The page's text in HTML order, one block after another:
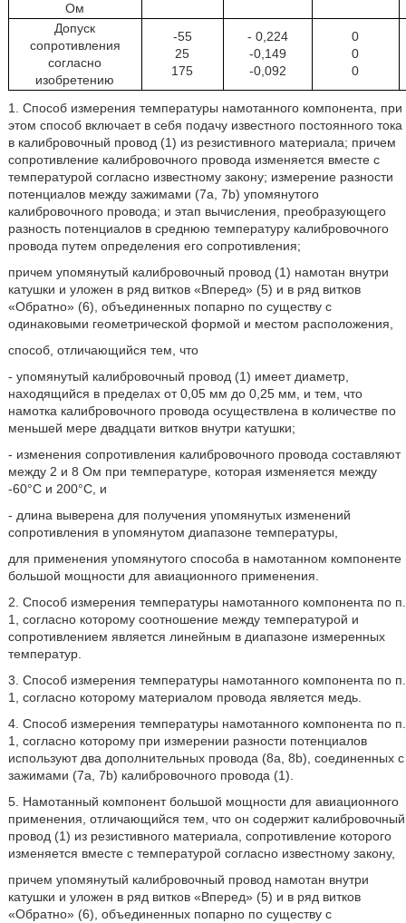
Ом
Допуск
сопротивления
согласно
изобретению
-55
25
175
- 0,224
-0,149
-0,092
0
0
0
1. Способ измерения температуры намотанного компонента, при
этом способ включает в себя подачу известного постоянного тока
в калибровочный провод (1) из резистивного материала; причем
сопротивление калибровочного провода изменяется вместе с
температурой согласно известному закону; измерение разности
потенциалов между зажимами (7а, 7b) упомянутого
калибровочного провода; и этап вычисления, преобразующего
разность потенциалов в среднюю температуру калибровочного
провода путем определения его сопротивления;
причем упомянутый калибровочный провод (1) намотан внутри
катушки и уложен в ряд витков «Вперед» (5) и в ряд витков
«Обратно» (6), объединенных попарно по существу с
одинаковыми геометрической формой и местом расположения,
способ, отличающийся тем, что
- упомянутый калибровочный провод (1) имеет диаметр,
находящийся в пределах от 0,05 мм до 0,25 мм, и тем, что
намотка калибровочного провода осуществлена в количестве по
меньшей мере двадцати витков внутри катушки;
- изменения сопротивления калибровочного провода составляют
между 2 и 8 Ом при температуре, которая изменяется между
-60°С и 200°С, и
- длина выверена для получения упомянутых изменений
сопротивления в упомянутом диапазоне температуры,
для применения упомянутого способа в намотанном компоненте
большой мощности для авиационного применения.
2. Способ измерения температуры намотанного компонента по п.
1, согласно которому соотношение между температурой и
сопротивлением является линейным в диапазоне измеренных
температур.
3. Способ измерения температуры намотанного компонента по п.
1, согласно которому материалом провода является медь.
4. Способ измерения температуры намотанного компонента по п.
1, согласно которому при измерении разности потенциалов
используют два дополнительных провода (8а, 8b), соединенных с
зажимами (7а, 7b) калибровочного провода (1).
5. Намотанный компонент большой мощности для авиационного
применения, отличающийся тем, что он содержит калибровочный
провод (1) из резистивного материала, сопротивление которого
изменяется вместе с температурой согласно известному закону,
причем упомянутый калибровочный провод намотан внутри
катушки и уложен в ряд витков «Вперед» (5) и в ряд витков
«Обратно» (6), объединенных попарно по существу с